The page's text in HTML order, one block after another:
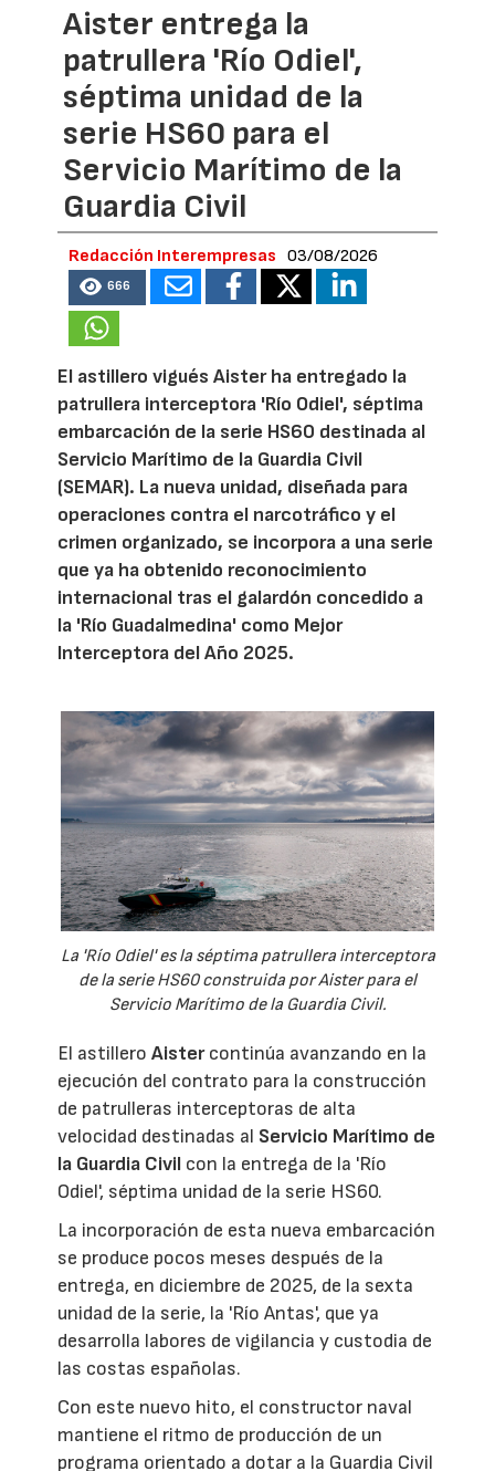
Aister entrega la
patrullera 'Río Odiel',
séptima unidad de la
serie HS60 para el
Servicio Marítimo de la
Guardia Civil
Redacción Interempresas 03/08/2026
666
El astillero vigués Aister ha entregado la
patrullera interceptora 'Río Odiel', séptima
embarcación de la serie HS60 destinada al
Servicio Marítimo de la Guardia Civil
(SEMAR). La nueva unidad, diseñada para
operaciones contra el narcotráfico y el
crimen organizado, se incorpora a una serie
que ya ha obtenido reconocimiento
internacional tras el galardón concedido a
la 'Río Guadalmedina' como Mejor
Interceptora del Año 2025.
La 'Río Odiel' es la séptima patrullera interceptora
de la serie HS60 construida por Aister para el
Servicio Marítimo de la Guardia Civil.
El astilleroAistercontinúa avanzando en la
ejecución del contrato para la construcción
de patrulleras interceptoras de alta
velocidad destinadas al Servicio Marítimo de
la Guardia Civil con la entrega de la 'Río
Odiel', séptima unidad de la serie HS60.
La incorporación de esta nueva embarcación
se produce pocos meses después de la
entrega, en diciembre de 2025, de la sexta
unidad de la serie, la 'Río Antas', que ya
desarrolla labores de vigilancia y custodia de
las costas españolas.
Con este nuevo hito, el constructor naval
mantiene el ritmo de producción de un
programa orientado a dotar a la Guardia Civil